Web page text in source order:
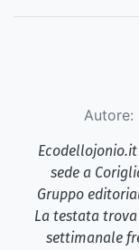
Autore:
sede a
Gruppo
La testata trova
settimanale